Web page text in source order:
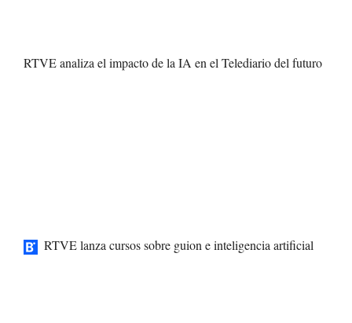
RTVE analiza el impacto de la IA en el Telediario del futuro
RTVE lanza cursos sobre guion e inteligencia artificial